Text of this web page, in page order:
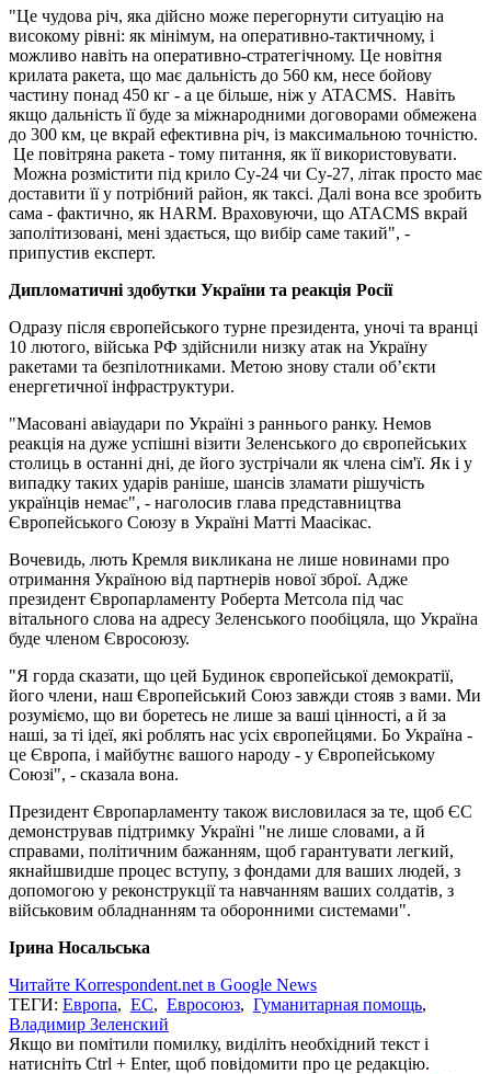
"Це чудова річ, яка дійсно може перегорнути ситуацію на
високому рівні: як мінімум, на оперативно-тактичному, і
можливо навіть на оперативно-стратегічному. Це новітня
крилата ракета, що має дальність до 560 км, несе бойову
частину понад 450 кг - а це більше, ніж у ATACMS. Навіть
якщо дальність її буде за міжнародними договорами обмежена
до 300 км, це вкрай ефективна річ, із максимальною точністю.
Це повітряна ракета - тому питання, як її використовувати.
Можна розмістити під крило Су-24 чи Су-27, літак просто має
доставити її у потрібний район, як таксі. Далі вона все зробить
сама - фактично, як HARM. Враховуючи, що ATACMS вкрай
заполітизовані, мені здається, що вибір саме такий", -
припустив експерт.
Дипломатичні здобутки України та реакція Росії
Одразу після європейського турне президента, уночі та вранці
10 лютого, війська РФ здійснили низку атак на Україну
ракетами та безпілотниками. Метою знову стали об’єкти
енергетичної інфраструктури.
"Масовані авіаудари по Україні з раннього ранку. Немов
реакція на дуже успішні візити Зеленського до європейських
столиць в останні дні, де його зустрічали як члена сім'ї. Як і у
випадку таких ударів раніше, шансів зламати рішучість
українців немає", - наголосив глава представництва
Європейського Союзу в Україні Матті Маасікас.
Вочевидь, лють Кремля викликана не лише новинами про
отримання Україною від партнерів нової зброї. Адже
президент Європарламенту Роберта Метсола під час
вітального слова на адресу Зеленського пообіцяла, що Україна
буде членом Євросоюзу.
"Я горда сказати, що цей Будинок європейської демократії,
його члени, наш Європейський Союз завжди стояв з вами. Ми
розуміємо, що ви боретесь не лише за ваші цінності, а й за
наші, за ті ідеї, які роблять нас усіх європейцями. Бо Україна -
це Європа, і майбутнє вашого народу - у Європейському
Союзі", - сказала вона.
Президент Європарламенту також висловилася за те, щоб ЄС
демонстрував підтримку Україні "не лише словами, а й
справами, політичним бажанням, щоб гарантувати легкий,
якнайшвидше процес вступу, з фондами для ваших людей, з
допомогою у реконструкції та навчанням ваших солдатів, з
військовим обладнанням та оборонними системами".
Ірина Носальська
Читайте Korrespondent.net в Google News
ТЕГИ: Европа, ЕС, Евросоюз, Гуманитарная помощь,
Владимир Зеленский
Якщо ви помітили помилку, виділіть необхідний текст і
натисніть Ctrl + Enter, щоб повідомити про це редакцію.